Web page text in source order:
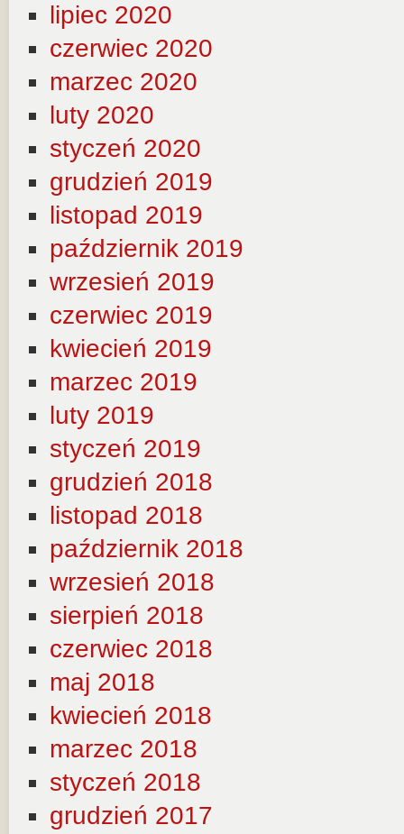
lipiec 2020
czerwiec 2020
marzec 2020
luty 2020
styczeń 2020
grudzień 2019
listopad 2019
październik 2019
wrzesień 2019
czerwiec 2019
kwiecień 2019
marzec 2019
luty 2019
styczeń 2019
grudzień 2018
listopad 2018
październik 2018
wrzesień 2018
sierpień 2018
czerwiec 2018
maj 2018
kwiecień 2018
marzec 2018
styczeń 2018
grudzień 2017